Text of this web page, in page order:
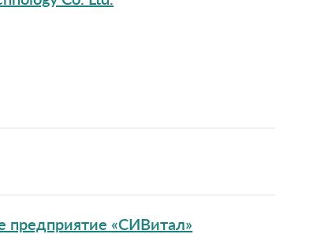
предприятие «СИВитал»